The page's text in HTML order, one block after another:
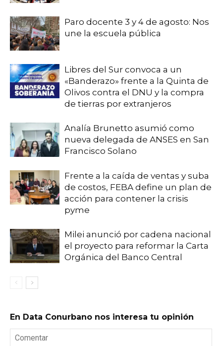
Paro docente 3 y 4 de agosto: Nos
une la escuela pública
Libres del Sur convoca a un
«Banderazo» frente a la Quinta de
Olivos contra el DNU y la compra
de tierras por extranjeros
Analía Brunetto asumió como
nueva delegada de ANSES en San
Francisco Solano
Frente a la caída de ventas y suba
de costos, FEBA define un plan de
acción para contener la crisis
pyme
Milei anunció por cadena nacional
el proyecto para reformar la Carta
Orgánica del Banco Central
En Data Conurbano nos interesa tu opinión